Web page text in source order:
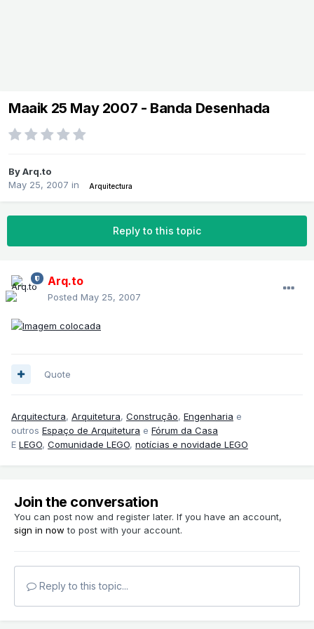
Maaik 25 May 2007 - Banda Desenhada
ByArq.to
May 25, 2007 in Arquitectura
Reply to this topic
Arq.to
Posted May 25, 2007
Quote
Arquitectura, Arquitetura, Construção, Engenharia e
outros Espaço de Arquitetura e Fórum da Casa
E LEGO, Comunidade LEGO, notícias e novidade LEGO
Join the conversation
You can post now and register later. If you have an account,
sign in now to post with your account.
Reply to this topic...